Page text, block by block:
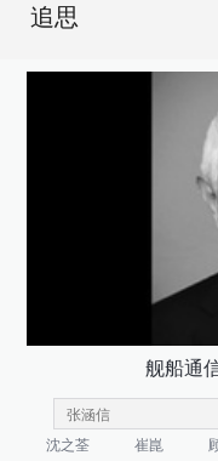
追思
舰船通
沈之荃 崔崑